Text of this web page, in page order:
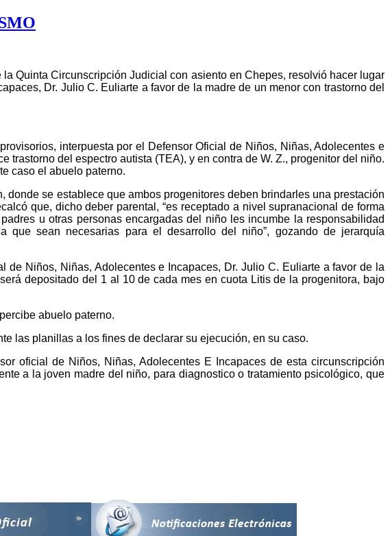
Quinta Circunscripción Judicial con asiento en Chepes, resolvió hacer lugar
Dr. Julio C. Euliarte a favor de la madre de un menor con trastorno del
interpuesta por el Defensor Oficial de Niños, Niñas, Adolecentes e
trastorno del espectro autista (TEA), y en contra de W. Z., progenitor del niño.
caso el abuelo paterno.
se establece que ambos progenitores deben brindarles una prestación
que, dicho deber parental, “es receptado a nivel supranacional de forma
u otras personas encargadas del niño les incumbe la responsabilidad
que sean necesarias para el desarrollo del niño”, gozando de jerarquía
Niños, Niñas, Adolecentes e Incapaces, Dr. Julio C. Euliarte a favor de la
depositado del 1 al 10 de cada mes en cuota Litis de la progenitora, bajo
abuelo paterno.
las planillas a los fines de declarar su ejecución, en su caso.
oficial de Niños, Niñas, Adolecentes E Incapaces de esta circunscripción
a la joven madre del niño, para diagnostico o tratamiento psicológico, que